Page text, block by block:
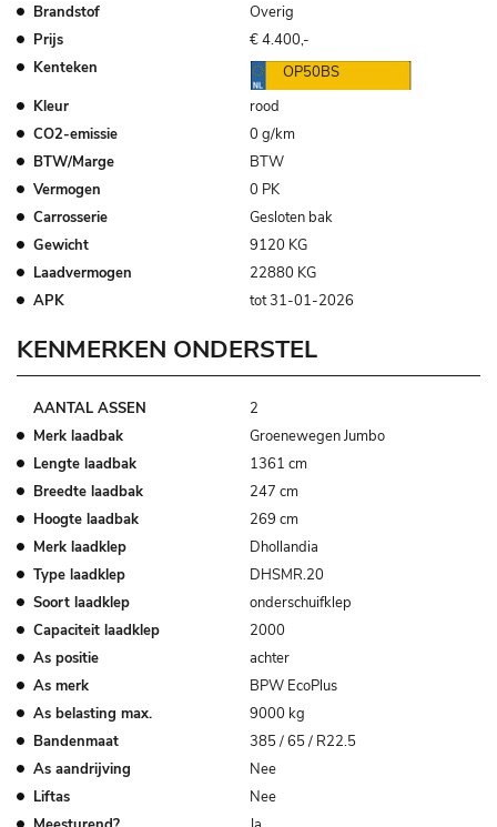
Brandstof
Overig
Prijs
€ 4.400,-
Kenteken
OP50BS
Kleur
rood
CO2-emissie
0 g/km
BTW/Marge
BTW
Vermogen
0 PK
Carrosserie
Gesloten bak
Gewicht
9120 KG
Laadvermogen
22880 KG
APK
tot 31-01-2026
KENMERKEN ONDERSTEL
AANTAL ASSEN
2
Merk laadbak
Groenewegen Jumbo
Lengte laadbak
1361 cm
Breedte laadbak
247 cm
Hoogte laadbak
269 cm
Merk laadklep
Dhollandia
Type laadklep
DHSMR.20
Soort laadklep
onderschuifklep
Capaciteit laadklep
2000
As positie
achter
As merk
BPW EcoPlus
As belasting max.
9000 kg
Bandenmaat
385 / 65 / R22.5
As aandrijving
Nee
Liftas
Nee